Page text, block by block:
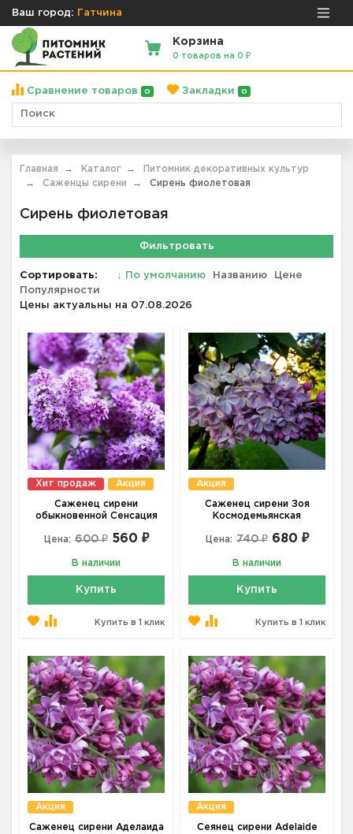
Ваш город: Гатчина
Корзина
0 товаров на 0 ₽
Сравнение товаров 0 Закладки 0
Главная Каталог
Питомник декоративных культур
Саженцы сирени
Сирень фиолетовая
Сирень фиолетовая
Фильтровать
Сортировать: ↓ По умолчанию Названию
Цене
Популярности
Цены актуальны на 07.08.2026
Хит продаж Акция
Саженец сирени
обыкновенной Сенсация
Цена: 600 ₽ 560 ₽
В наличии
Купить
Купить в 1 клик
Акция
Саженец сирени Зоя
Космодемьянская
Цена: 740 ₽ 680 ₽
В наличии
Купить
Купить в 1 клик
Акция
Саженец сирени Аделаида
Акция
Сеянец сирени Adelaide